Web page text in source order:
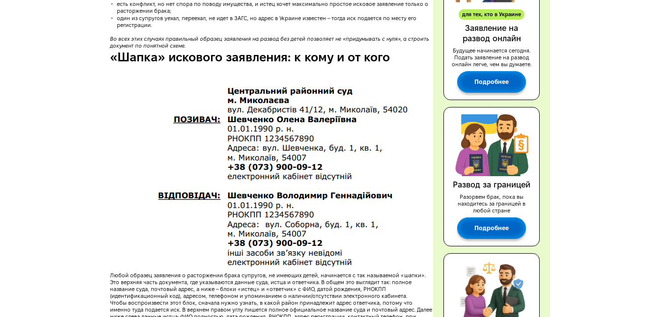
есть конфликт, но нет спора по поводу имущества, и истец хочет максимально простое исковое заявление только о
расторжении брака;
один из супругов уехал, переехал, не идет в ЗАГС, но адрес в Украине известен – тогда иск подается по месту его
регистрации.
Во всех этих случаях правильный образец заявления на развод без детей позволяет не «придумывать с нуля», а строить
документ по понятной схеме.
«Шапка» искового заявления: к кому и от кого
Любой образец заявления о расторжении брака супругов, не имеющих детей, начинается с так называемой «шапки».
Это верхняя часть документа, где указываются данные суда, истца и ответчика. В общем это выглядит так: полное
название суда, почтовый адрес, а ниже – блоки «истец» и «ответчик» с ФИО, датой рождения, РНОКПП
(идентификационный код), адресом, телефоном и упоминанием о наличии/отсутствии электронного кабинета.
Чтобы воспроизвести этот блок, сначала нужно узнать, в какой район принадлежит адрес ответчика, потому что
именно туда подается иск. В верхнем правом углу пишется полное официальное название суда и почтовый адрес. Далее
для тех, кто в Украине
Заявление на
развод онлайн
Будущее начинается сегодня.
Подать заявление на развод
онлайн легче, чем вы думаете.
Подробнее
Развод за границей
Разорвем брак, пока вы
находитесь за границей в
любой стране
Подробнее